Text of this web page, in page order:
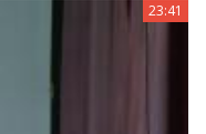
23:41